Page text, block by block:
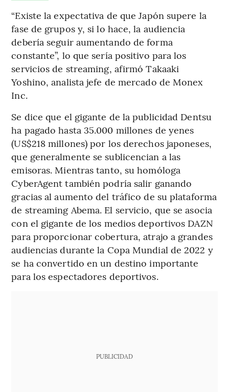
“Existe la expectativa de que Japón supere la
fase de grupos y, si lo hace, la audiencia
debería seguir aumentando de forma
constante”, lo que sería positivo para los
servicios de streaming, afirmó Takaaki
Yoshino, analista jefe de mercado de Monex
Inc.
Se dice que el gigante de la publicidad Dentsu
ha pagado hasta 35.000 millones de yenes
(US$218 millones) por los derechos japoneses,
que generalmente se sublicencian a las
emisoras. Mientras tanto, su homóloga
CyberAgent también podría salir ganando
gracias al aumento del tráfico de su plataforma
de streaming Abema. El servicio, que se asocia
con el gigante de los medios deportivos DAZN
para proporcionar cobertura, atrajo a grandes
audiencias durante la Copa Mundial de 2022 y
se ha convertido en un destino importante
para los espectadores deportivos.
PUBLICIDAD